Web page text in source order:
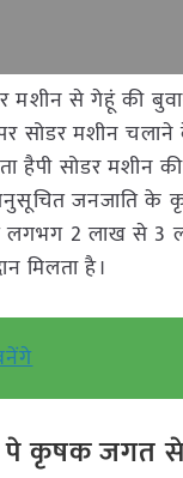
मशीन से गेहूं की
सोडर मशीन
हैपी सोडर मशीन
जनजाति के
लगभग 2 लाख से 3
मिलता है।
पे कृषक जगत